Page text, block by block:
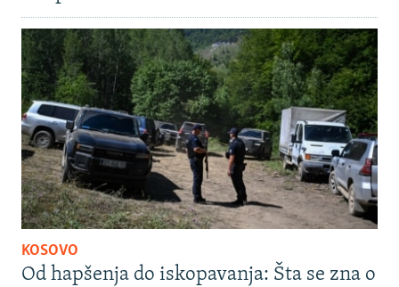
KOSOVO
Od hapšenja do iskopavanja: Šta se zna o